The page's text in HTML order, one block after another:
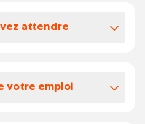
attendre
ou seul selon
votre emploi